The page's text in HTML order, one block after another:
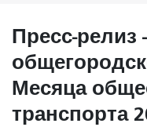
Пресс-релиз
Месяца
транспорта